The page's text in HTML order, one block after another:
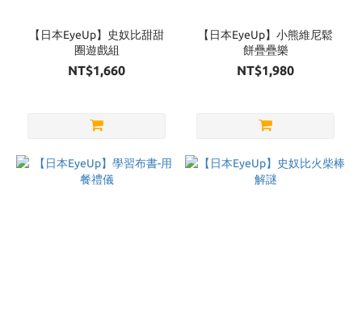
【日本EyeUp】史奴比甜甜
圈遊戲組
NT$1,660
【日本EyeUp】小熊維尼鬆
餅疊疊樂
NT$1,980